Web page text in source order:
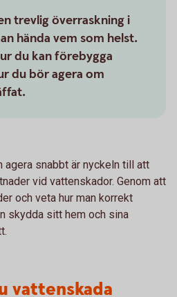
trevlig överraskning i
hända vem som helst.
du kan förebygga
du bör agera om
agera snabbt är nyckeln till att
vid vattenskador. Genom att
och veta hur man korrekt
skydda sitt hem och sina
vattenskada